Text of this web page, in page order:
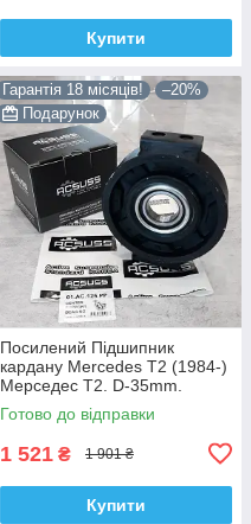
Купити
Гарантія 18 місяців!
–20%
Подарунок
Посилений Підшипник
кардану Mercedes T2 (1984-)
Мерседес Т2. D-35mm.
4604100222. Підвісний.
Acsuss КОРЕЯ!
Готово до відправки
1 521 ₴ 1 901 ₴
Купити